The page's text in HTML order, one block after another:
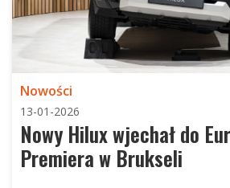
Nowości
13-01-2026
Nowy Hilux wjechał do
Premiera w Brukseli